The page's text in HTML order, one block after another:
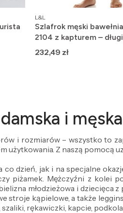
PRODUCENT
L&L
Szlafrok męski
2104 z kapturem –
wygodny
Cena
232,49 zł
i męska
i rozmiarów – wszystko to
użytkowania. Z naszą pomocą
dzień, jak i na specjalne
piżamek. Mężczyźni z kolei
młodzieżowa i dziecięca
kąpielowe, a także
rękawiczki, kapcie,